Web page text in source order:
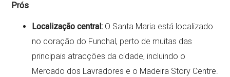
Prós
Localização central: O Santa Maria está localizado
no coração do Funchal, perto de muitas das
principais atracções da cidade, incluindo o
Mercado dos Lavradores e o Madeira Story Centre.